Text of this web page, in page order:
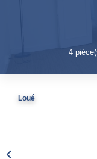
4
Loué